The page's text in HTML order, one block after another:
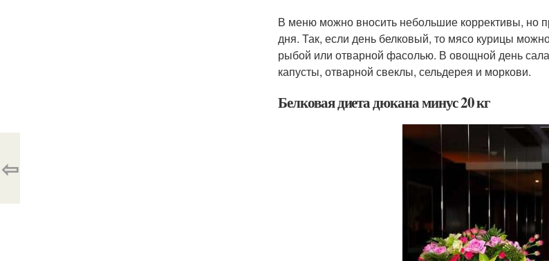
В меню можно вносить небольшие коррективы, но
дня. Так, если день белковый, то мясо курицы
рыбой или отварной фасолью. В овощной день
капусты, отварной свеклы, сельдерея и моркови.
Белковая диета дюкана минус 20 кг
⇦